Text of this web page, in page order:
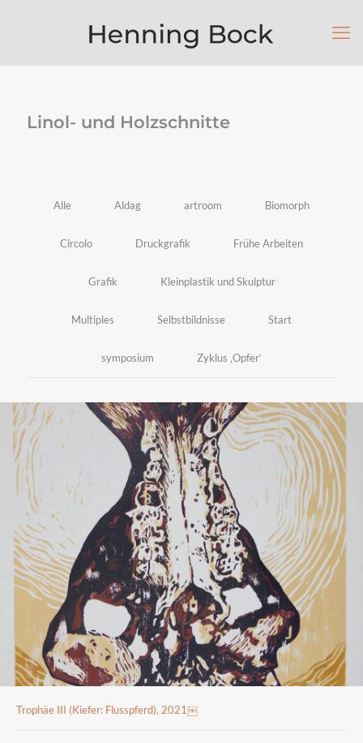
Linol- und Holzschnitte
Alle Aldag artroom Biomorph
Circolo Druckgrafik Frühe Arbeiten
Grafik Kleinplastik und Skulptur
Multiples Selbstbildnisse Start
symposium Zyklus ‚Opfer‘
Trophäe III (Kiefer: Flusspferd), 2021￼